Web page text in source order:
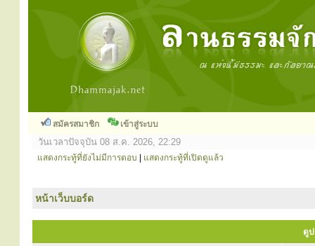
สมัครสมาชิก เข้าสู่ระบบ
วันเวลาปัจจุบัน 08 ส.ค. 2026, 22:29
แสดงกระทู้ที่ยังไม่มีการตอบ แสดงกระทู้ที่เปิดดูแล้ว
หน้าเว็บบอร์ด
ดูป